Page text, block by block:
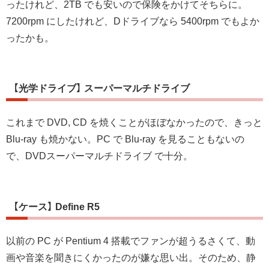
ったけれど、2TB でも安いので保険をかけてそちらに。
7200rpm にしたけれど、Dドライブなら 5400rpm でもよか
ったかも。
【光学ドライブ】 スーパーマルチドライブ
これまで DVD, CD を焼くことがほぼなかったので、きっと
Blu-ray も焼かない。PC で Blu-ray を見ることもないの
で、DVDスーパーマルチドライブ で十分。
【ケース】 Define R5
以前の PC が Pentium 4 搭載でファンが超うるさくて、動
画や音楽を聞きにくかったのが嫌な思い出。そのため、静